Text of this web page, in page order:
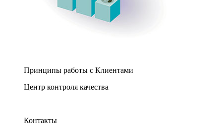
Принципы работы с Клиентами
Центр контроля качества
Контакты